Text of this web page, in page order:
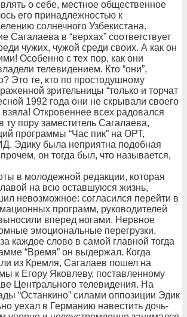
о себе, местное общественное
его принадлежностью к
солнечного Узбекистана.
Сагалаева в “верхах” соответствует
чужих, чужой среди своих. А как он
Особенно с тех пор, как они
телевидением. Кто “они”,
Это те, кто по простодушному
зрительницы “только и торчат
1992 года они не скрывали своего
Откровеннее всех радовался
пору заместитель Сагалаева,
программы “Час пик” на ОРТ,
Эдику была неприятна подобная
он тогда был, что называется,
в молодежной редакции, которая
на всю оставшуюся жизнь,
невозможное: согласился перейти в
программ, руководителей
вперед ногами. Нервное
эмоциональные перегрузки,
каждое слово в самой главной тогда
“Время” он выдержал. Когда
из Кремля, Сагалаев пошел на
к Егору Яковлеву, поставленному
Центрального телевидения. На
“Останкино” силами оппозиции Эдик
уехал в Германию навестить дочь-